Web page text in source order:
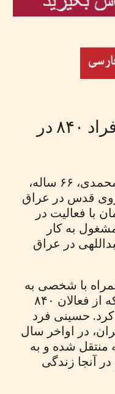
افشاگری – فعالیت افراد ۸۴۰ در
محمد علی مینائی ملقب به محمدی، ۶۶ ساله،
ریاست پایگاه ۸۴۰ نیروی قدس در عراق
با فعالیت در
در یگان ۴۰۰ نیز مشغول به کار
در عراق
تا اوایل سال ۲۰۲۰ همراه با شخصی به
نام سید هدایت حسینی فرد که از فعالان ۸۴۰
حسینی فرد
در اواخر سال
در سوریه منتقل شده و به
آنجا زندگی